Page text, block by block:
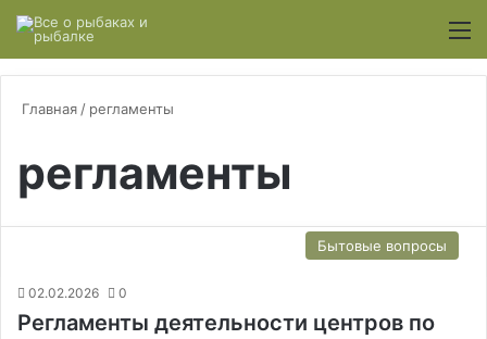
Главная / регламенты
регламенты
Бытовые вопросы
02.02.2026 0
Регламенты деятельности центров по